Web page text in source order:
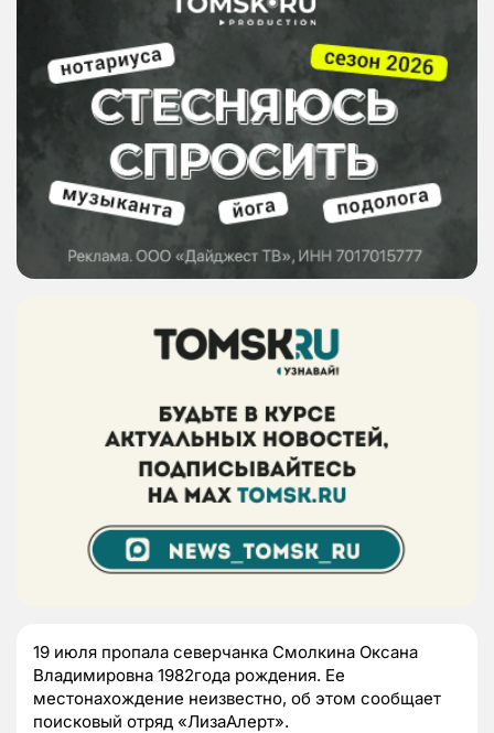
19 июля пропала северчанка Смолкина Оксана
Владимировна 1982года рождения. Ее
местонахождение неизвестно, об этом сообщает
поисковый отряд «ЛизаАлерт».